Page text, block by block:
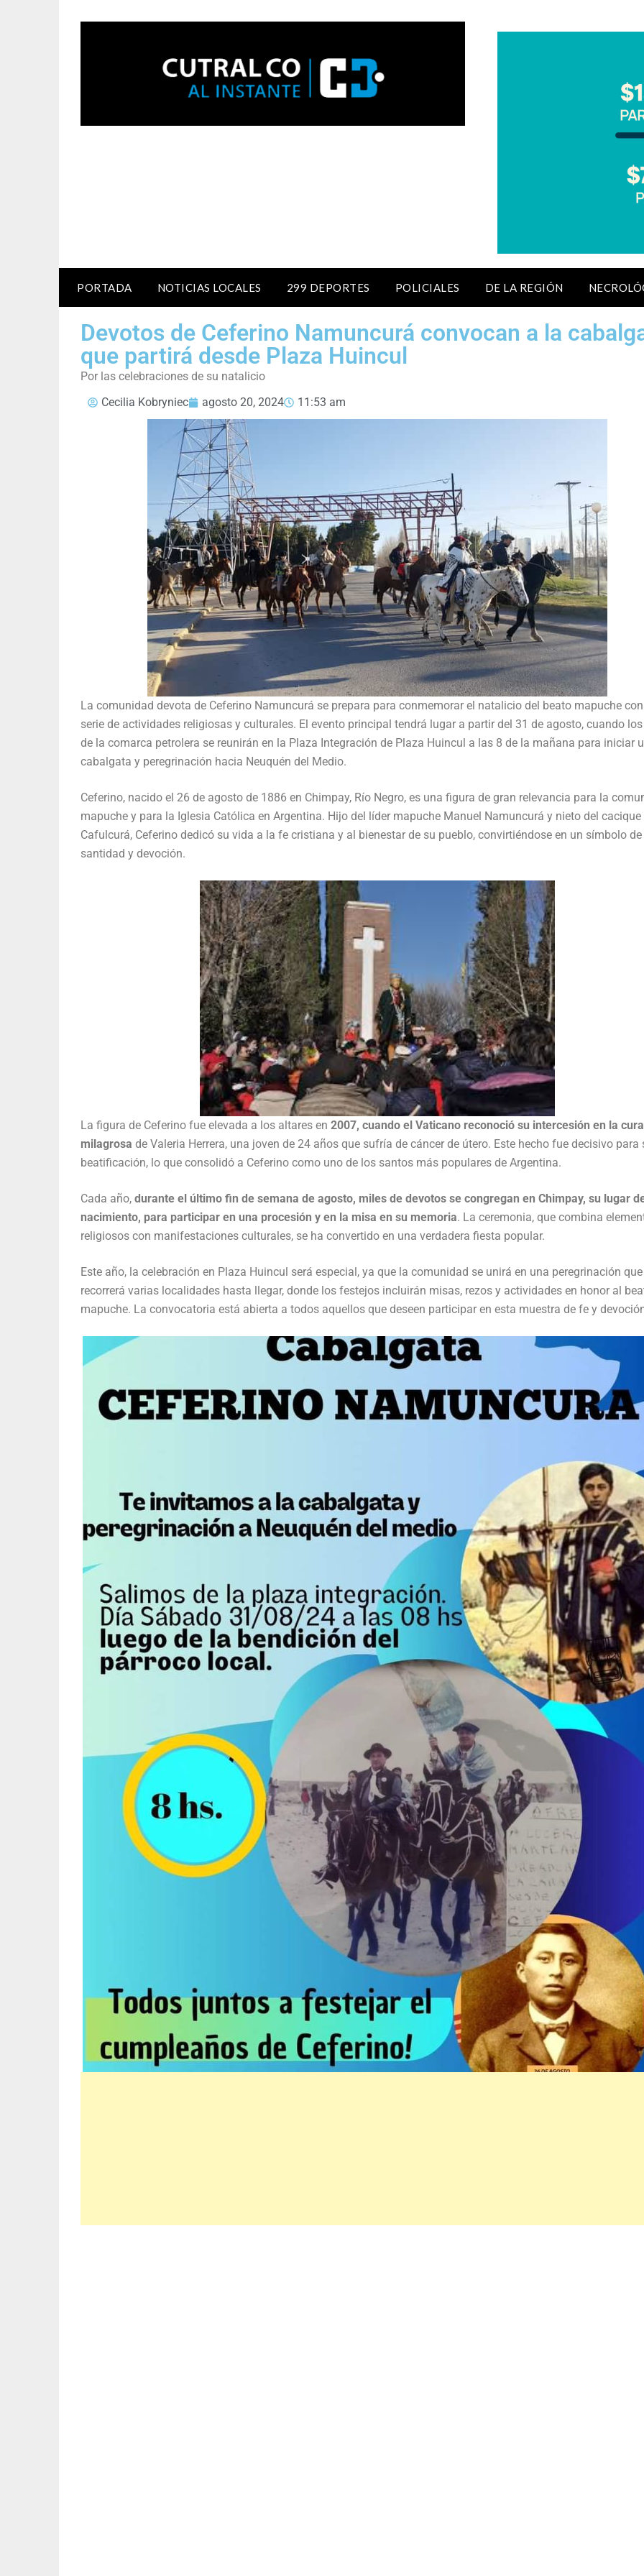
PORTADA NOTICIAS LOCALES 299 DEPORTES POLICIALES DE LA REGIÓN
Devotos de Ceferino Namuncurá convocan a la
que partirá desde Plaza Huincul
Por las celebraciones de su natalicio
Cecilia Kobryniec
agosto 20, 2024 11:53 am
La comunidad devota de Ceferino Namuncurá se prepara para conmemorar el natalicio del beato mapuche
serie de actividades religiosas y culturales. El evento principal tendrá lugar a partir del 31 de agosto, cuando
de la comarca petrolera se reunirán en la Plaza Integración de Plaza Huincul a las 8 de la mañana para iniciar
cabalgata y peregrinación hacia Neuquén del Medio.
Ceferino, nacido el 26 de agosto de 1886 en Chimpay, Río Negro, es una figura de gran relevancia para la
mapuche y para la Iglesia Católica en Argentina. Hijo del líder mapuche Manuel Namuncurá y nieto del
Cafulcurá, Ceferino dedicó su vida a la fe cristiana y al bienestar de su pueblo, convirtiéndose en un símbolo de
santidad y devoción.
La figura de Ceferino fue elevada a los altares en 2007, cuando el Vaticano reconoció su intercesión en la
milagrosa de Valeria Herrera, una joven de 24 años que sufría de cáncer de útero. Este hecho fue decisivo para
beatificación, lo que consolidó a Ceferino como uno de los santos más populares de Argentina.
Cada año, durante el último fin de semana de agosto, miles de devotos se congregan en Chimpay, su lugar
nacimiento, para participar en una procesión y en la misa en su memoria. La ceremonia, que combina
religiosos con manifestaciones culturales, se ha convertido en una verdadera fiesta popular.
Este año, la celebración en Plaza Huincul será especial, ya que la comunidad se unirá en una peregrinación que
recorrerá varias localidades hasta llegar, donde los festejos incluirán misas, rezos y actividades en honor al
mapuche. La convocatoria está abierta a todos aquellos que deseen participar en esta muestra de fe y